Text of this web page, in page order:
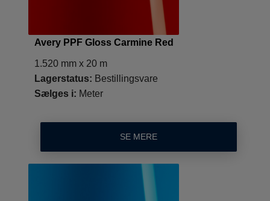
Avery PPF Gloss Carmine Red
1.520 mm x 20 m
Lagerstatus: Bestillingsvare
Sælges i: Meter
SE MERE